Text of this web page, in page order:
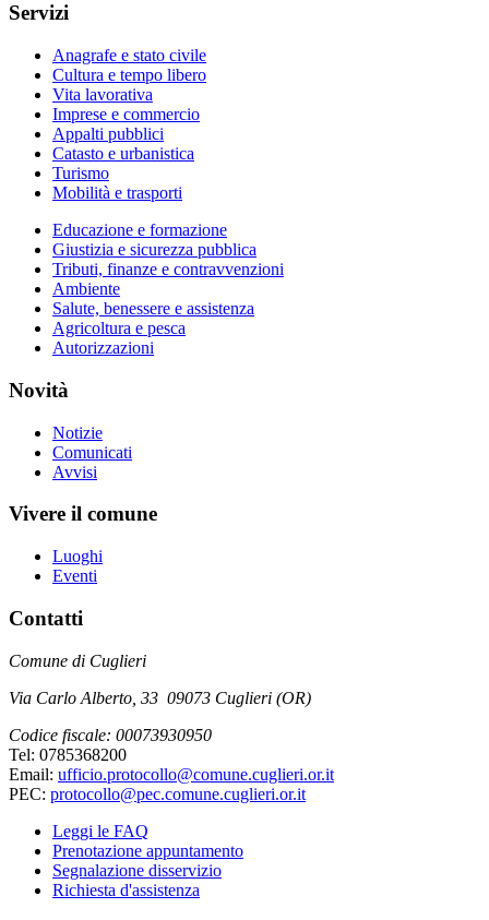
Servizi
Anagrafe e stato civile
Cultura e tempo libero
Vita lavorativa
Imprese e commercio
Appalti pubblici
Catasto e urbanistica
Turismo
Mobilità e trasporti
Educazione e formazione
Giustizia e sicurezza pubblica
Tributi, finanze e contravvenzioni
Ambiente
Salute, benessere e assistenza
Agricoltura e pesca
Autorizzazioni
Novità
Notizie
Comunicati
Avvisi
Vivere il comune
Luoghi
Eventi
Contatti
Comune di Cuglieri
Via Carlo Alberto, 33 09073 Cuglieri (OR)
Codice fiscale: 00073930950
Tel: 0785368200
Email: ufficio.protocollo@comune.cuglieri.or.it
PEC: protocollo@pec.comune.cuglieri.or.it
Leggi le FAQ
Prenotazione appuntamento
Segnalazione disservizio
Richiesta d'assistenza